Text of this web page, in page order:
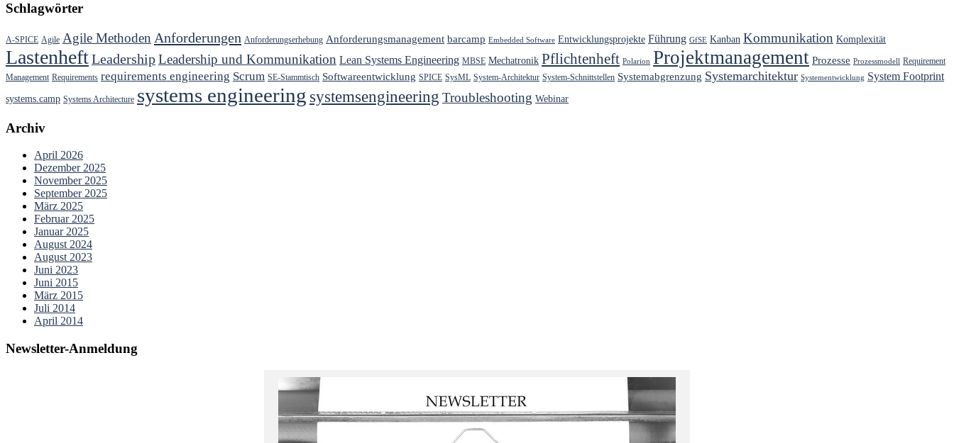
Schlagwörter
A-SPICE Agile Agile Methoden Anforderungen Anforderungserhebung Anforderungsmanagement barcamp Embedded Software Entwicklungsprojekte Führung GfSE Kanban Kommunikation Komplexität
LastenheftLeadershipLeadership und Kommunikation Lean Systems Engineering MBSE Mechatronik Pflichtenheft Polarion Projektmanagement Prozesse Prozessmodell Requirement
Management Requirements requirements engineering Scrum SE-Stammtisch Softwareentwicklung SPICE SysML System-Architektur System-Schnittstellen Systemabgrenzung Systemarchitektur Systementwicklung System Footprint
systems.camp Systems Architecture systems engineering systemsengineering Troubleshooting Webinar
Archiv
April 2026
Dezember 2025
November 2025
September 2025
März 2025
Februar 2025
Januar 2025
August 2024
August 2023
Juni 2023
Juni 2015
März 2015
Juli 2014
April 2014
Newsletter-Anmeldung